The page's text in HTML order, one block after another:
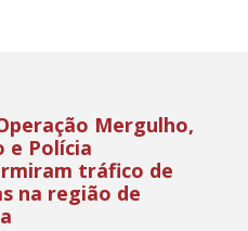
Mergulho,
e Polícia
tráfico de
na região de